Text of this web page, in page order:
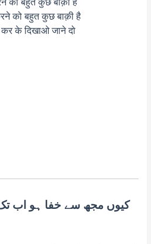
को बहुत कुछ बाक़ी है
को बहुत कुछ बाक़ी है
के दिखाओ जाने दो
کیوں مجھ سے خفا ہو اب